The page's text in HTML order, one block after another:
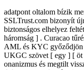
adatpont oltalom bízik
SSLTrust.com bizonyít
biztonságos elhelyez
háromság ] . Curacao
AML és KYC
UKGC szövet [ egy ] [ öt
onanizmus és megtilt